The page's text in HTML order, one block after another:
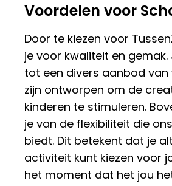
Voordelen voor
Door te kiezen voor
je voor kwaliteit en
tot een divers aanbod
zijn ontworpen om de
kinderen te stimuleren.
je van de flexibiliteit die
biedt. Dit betekent dat je
activiteit kunt kiezen voor
het moment dat het jou